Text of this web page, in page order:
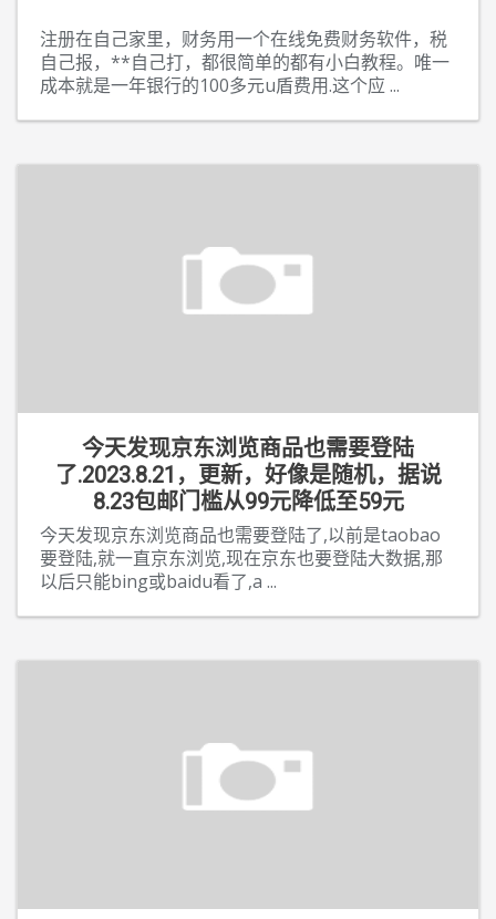
注册在自己家里，财务用一个在线免费财务软件，税
自己报，**自己打，都很简单的都有小白教程。唯一
成本就是一年银行的100多元u盾费用.这个应 ...
今天发现京东浏览商品也需要登陆
了.2023.8.21，更新，好像是随机，据说
8.23包邮门槛从99元降低至59元
今天发现京东浏览商品也需要登陆了,以前是taobao
要登陆,就一直京东浏览,现在京东也要登陆大数据,那
以后只能bing或baidu看了,a ...